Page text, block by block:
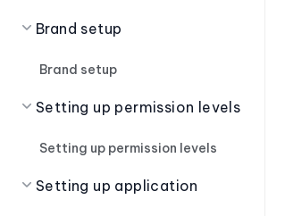
Brand setup
Brand setup
Setting up permission levels
Setting up permission levels
Setting up application